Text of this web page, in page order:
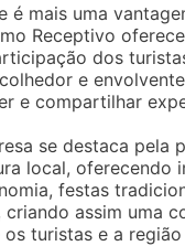
é mais uma
Receptivo
dos
e
e compartilhar
se destaca pela
local, oferecendo
festas
assim uma
turistas e a